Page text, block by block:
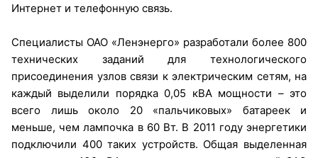
Интернет и телефонную связь.
Специалисты ОАО «Ленэнерго» разработали более 800
технических заданий для технологического
присоединения узлов связи к электрическим сетям, на
каждый выделили порядка 0,05 кВА мощности – это
всего лишь около 20 «пальчиковых» батареек и
меньше, чем лампочка в 60 Вт. В 2011 году энергетики
подключили 400 таких устройств. Общая выделенная